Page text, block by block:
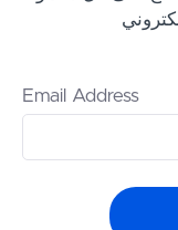
Email Address